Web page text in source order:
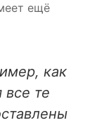
ещё
как
все те